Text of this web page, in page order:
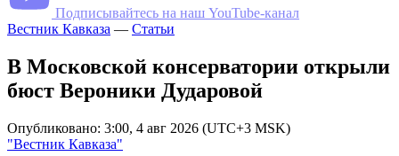
Подписывайтесь на наш YouTube-канал
Вестник Кавказа — Статьи
В Московской консерватории открыли
бюст Вероники Дударовой
Опубликовано: 3:00, 4 авг 2026 (UTC+3 MSK)
"Вестник Кавказа"